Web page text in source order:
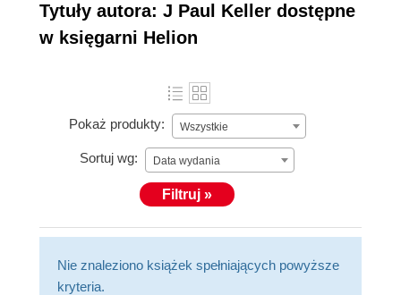
Tytuły autora: J Paul Keller dostępne
w księgarni Helion
Pokaż produkty: Wszystkie
Sortuj wg: Data wydania
Filtruj »
Nie znaleziono książek spełniających powyższe
kryteria.